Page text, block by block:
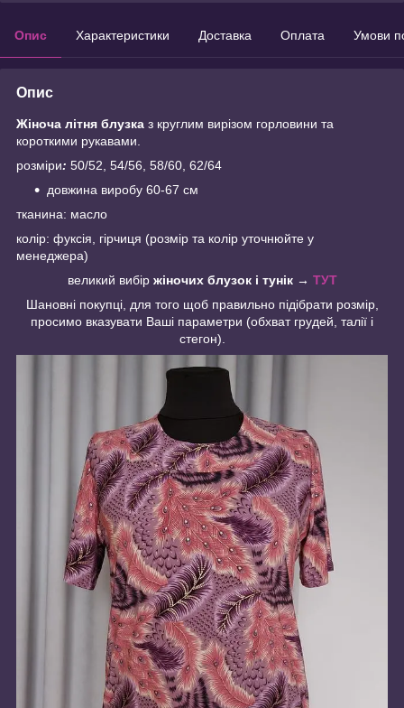
Опис Характеристики Доставка Оплата Умови
Опис
Жіноча літня блузка з круглим вирізом горловини та
короткими рукавами.
розміри: 50/52, 54/56, 58/60, 62/64
довжина виробу 60-67 см
тканина: масло
колір: фуксія, гірчиця (розмір та колір уточнюйте у
менеджера)
великий вибіржіночих блузок і тунік → ТУТ
Шановні покупці, для того щоб правильно підібрати розмір,
просимо вказувати Ваші параметри (обхват грудей, талії і
стегон).